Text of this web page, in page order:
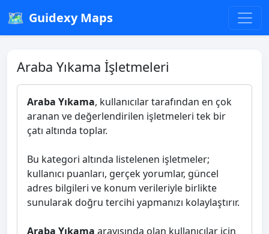
🗺️ Guidexy Maps
Araba Yıkama İşletmeleri
Araba Yıkama, kullanıcılar tarafından en çok
aranan ve değerlendirilen işletmeleri tek bir
çatı altında toplar.
Bu kategori altında listelenen işletmeler;
kullanıcı puanları, gerçek yorumlar, güncel
adres bilgileri ve konum verileriyle birlikte
sunularak doğru tercihi yapmanızı kolaylaştırır.
Araba Yıkama arayışında olan kullanıcılar için